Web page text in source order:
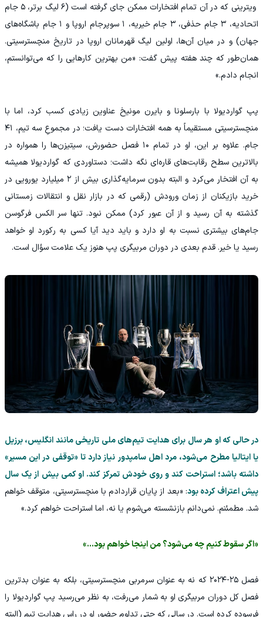
ویترینی که در آن تمام افتخارات ممکن جای گرفته است (۶ لیگ برتر، ۵ جام
اتحادیه، ۳ جام حذفی، ۳ جام خیریه، ۱ سوپرجام اروپا و ۱ جام باشگاه‌های
جهان) و در میان آن‌ها، اولین لیگ قهرمانان اروپا در تاریخ منچسترسیتی.
همان‌طور که چند هفته پیش گفت: «من بهترین کارهایی را که می‌توانستم،
انجام دادم.»
پپ گواردیولا با بارسلونا و بایرن مونیخ عناوین زیادی کسب کرد، اما با
منچسترسیتی مستقیماً به همه افتخارات دست یافت؛ در مجموعِ سه تیم، ۴۱
جام. علاوه بر این، او در تمام ۱۰ فصل حضورش، سیتیزن‌ها را همواره در
بالاترین سطح رقابت‌های قاره‌ای نگه داشت؛ دستاوردی که گواردیولا همیشه
به آن افتخار می‌کرد و البته بدون سرمایه‌گذاری بیش از ۲ میلیارد یورویی در
خرید بازیکنان از زمان ورودش (رقمی که در بازار نقل و انتقالات زمستانی
گذشته به آن رسید و از آن عبور کرد) ممکن نبود. تنها سر الکس فرگوسن
جام‌های بیشتری نسبت به او دارد و باید دید آیا کسی به رکورد او خواهد
رسید یا خیر. قدم بعدی در دوران مربیگری پپ هنوز یک علامت سؤال است.
در حالی که او هر سال برای هدایت تیم‌های ملی تاریخی مانند انگلیس، برزیل
یا ایتالیا مطرح می‌شود، مرد اهل سامپدور نیاز دارد تا «توقفی در این مسیر»
داشته باشد؛ استراحت کند و روی خودش تمرکز کند. او کمی بیش از یک سال
پیش اعتراف کرده بود: «بعد از پایان قراردادم با منچسترسیتی، متوقف خواهم
شد. مطمئنم. نمی‌دانم بازنشسته می‌شوم یا نه، اما استراحت خواهم کرد.»
«اگر سقوط کنیم چه می‌شود؟ من اینجا خواهم بود...»
فصل ۲۵-۲۰۲۴ که نه به عنوان سرمربی منچسترسیتی، بلکه به عنوان بدترین
فصل کل دوران مربیگری او به شمار می‌رفت، به نظر می‌رسید پپ گواردیولا را